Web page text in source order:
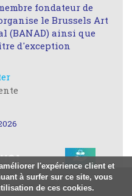
fondateur de
le Brussels Art
(BANAD) ainsi que
d'exception
fins statistiques, nous ne
personnelle.
l'expérience client et
à surfer sur ce site, vous
de ces cookies.